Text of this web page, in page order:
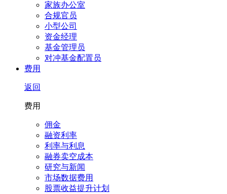
家族办公室
合规官员
小型公司
资金经理
基金管理员
对冲基金配置员
费用
返回
费用
佣金
融资利率
利率与利息
融券卖空成本
研究与新闻
市场数据费用
股票收益提升计划